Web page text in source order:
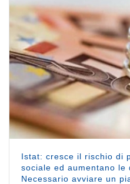
Istat: cresce il rischio di
sociale ed aumentano le
Necessario avviare un